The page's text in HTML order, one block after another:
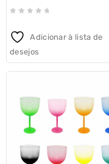
out
Adicionar à lista de
desejos